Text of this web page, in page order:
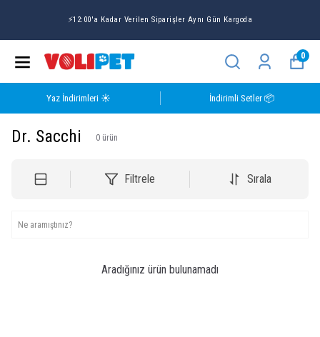
⚡12:00'a Kadar Verilen Siparişler Aynı Gün Kargoda
0
Yaz İndirimleri ☀️ İndirimli Setler 📦
Dr. Sacchi 0 ürün
Filtrele Sırala
Aradığınız ürün bulunamadı